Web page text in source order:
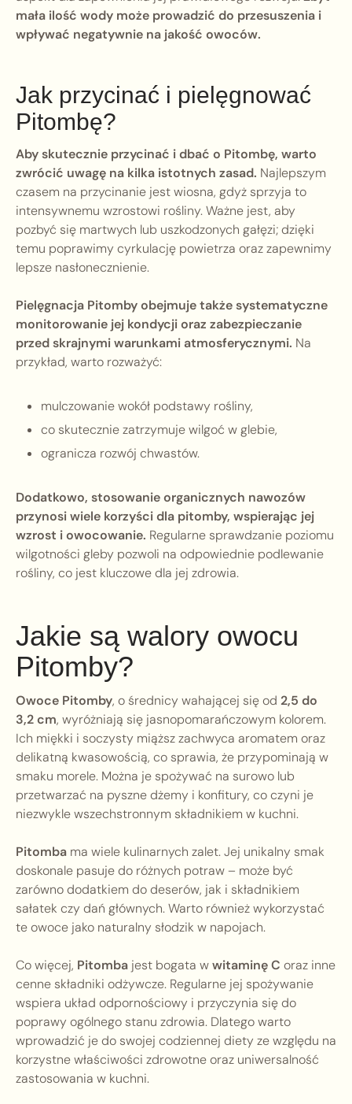
mała ilość wody może prowadzić do przesuszenia i
wpływać negatywnie na jakość owoców.
Jak przycinać i pielęgnować
Pitombę?
Aby skutecznie przycinać i dbać o Pitombę, warto
zwrócić uwagę na kilka istotnych zasad. Najlepszym
czasem na przycinanie jest wiosna, gdyż sprzyja to
intensywnemu wzrostowi rośliny. Ważne jest, aby
pozbyć się martwych lub uszkodzonych gałęzi; dzięki
temu poprawimy cyrkulację powietrza oraz zapewnimy
lepsze nasłonecznienie.
Pielęgnacja Pitomby obejmuje także systematyczne
monitorowanie jej kondycji oraz zabezpieczanie
przed skrajnymi warunkami atmosferycznymi. Na
przykład, warto rozważyć:
mulczowanie wokół podstawy rośliny,
co skutecznie zatrzymuje wilgoć w glebie,
ogranicza rozwój chwastów.
Dodatkowo, stosowanie organicznych nawozów
przynosi wiele korzyści dla pitomby, wspierając jej
wzrost i owocowanie. Regularne sprawdzanie poziomu
wilgotności gleby pozwoli na odpowiednie podlewanie
rośliny, co jest kluczowe dla jej zdrowia.
Jakie są walory owocu
Pitomby?
Owoce Pitomby, o średnicy wahającej się od 2,5 do
3,2 cm, wyróżniają się jasnopomarańczowym kolorem.
Ich miękki i soczysty miąższ zachwyca aromatem oraz
delikatną kwasowością, co sprawia, że przypominają w
smaku morele. Można je spożywać na surowo lub
przetwarzać na pyszne dżemy i konfitury, co czyni je
niezwykle wszechstronnym składnikiem w kuchni.
Pitomba ma wiele kulinarnych zalet. Jej unikalny smak
doskonale pasuje do różnych potraw – może być
zarówno dodatkiem do deserów, jak i składnikiem
sałatek czy dań głównych. Warto również wykorzystać
te owoce jako naturalny słodzik w napojach.
Co więcej, Pitomba jest bogata wwitaminę C oraz inne
cenne składniki odżywcze. Regularne jej spożywanie
wspiera układ odpornościowy i przyczynia się do
poprawy ogólnego stanu zdrowia. Dlatego warto
wprowadzić je do swojej codziennej diety ze względu na
korzystne właściwości zdrowotne oraz uniwersalność
zastosowania w kuchni.